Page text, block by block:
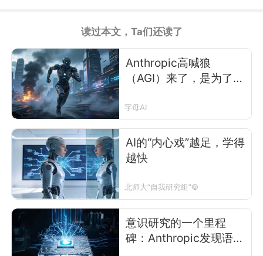
读过本文，Ta们还读了
Anthropic高喊狼
（AGI）来了，是为了人
字母AI
AI的“内心戏”越足，学得
越快
北师大“自我研究组”©
意识研究的一个里程
碑：Anthropic发现语言